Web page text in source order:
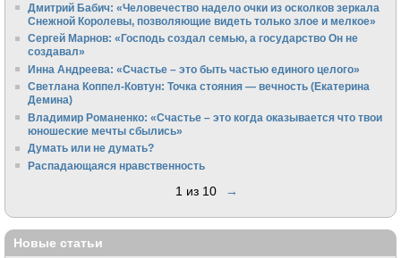
Дмитрий Бабич: «Человечество надело очки из осколков зеркала
Снежной Королевы, позволяющие видеть только злое и мелкое»
Сергей Марнов: «Господь создал семью, а государство Он не
создавал»
Инна Андреева: «Счастье – это быть частью единого целого»
Светлана Коппел-Ковтун: Точка стояния — вечность (Екатерина
Демина)
Владимир Романенко: «Счастье – это когда оказывается что твои
юношеские мечты сбылись»
Думать или не думать?
Распадающаяся нравственность
1 из 10 →
Новые статьи